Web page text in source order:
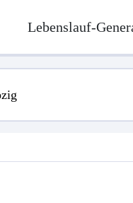
Lebenslauf-